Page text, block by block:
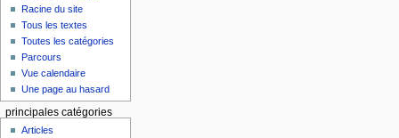
Racine du site
Tous les textes
Toutes les catégories
Parcours
Vue calendaire
Une page au hasard
principales catégories
Articles